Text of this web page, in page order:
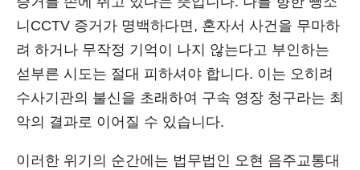
니CCTV 증거가 명백하다면, 혼자서 사건을 무마하
려 하거나 무작정 기억이 나지 않는다고 부인하는
섣부른 시도는 절대 피하셔야 합니다. 이는 오히려
수사기관의 불신을 초래하여 구속 영장 청구라는 최
악의 결과로 이어질 수 있습니다.
이러한 위기의 순간에는 법무법인 오현 음주교통대